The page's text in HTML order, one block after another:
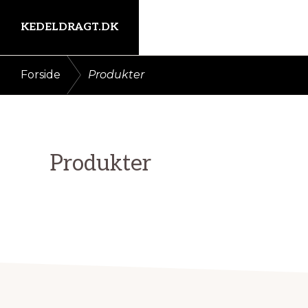
direkte
til
primær
indhold
KEDELDRAGT.DK
Forside Produkter
Produkter